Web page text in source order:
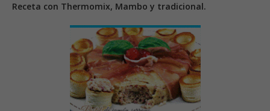
Receta con Thermomix, Mambo y tradicional.